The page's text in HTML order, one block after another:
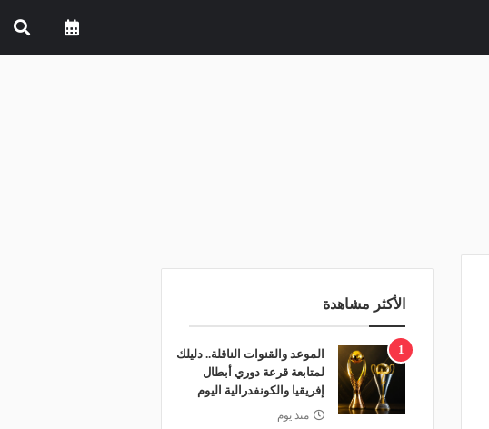
الأكثر مشاهدة
1
الموعد والقنوات الناقلة.. دليلك
لمتابعة قرعة دوري أبطال
إفريقيا والكونفدرالية اليوم
منذ يوم